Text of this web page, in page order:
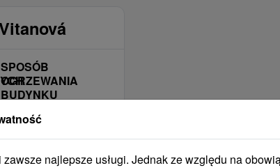
SPOSÓB
OGRZEWANIA
BUDYNKU
Centrálne
Na tuhé palivo
najlepsze usługi. Jednak ze względu na